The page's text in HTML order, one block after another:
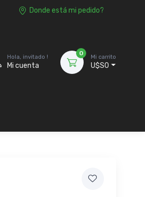
Donde está mi pedido?
Hola, invitado !
Mi cuenta
0
Mi carrito
U$S0